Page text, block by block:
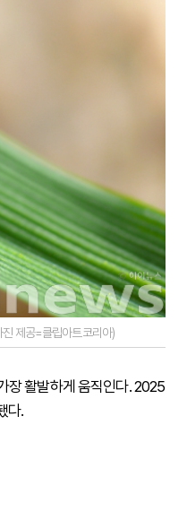
진 제공=클립아트코리아)
활발하게 움직인다. 2025
다.